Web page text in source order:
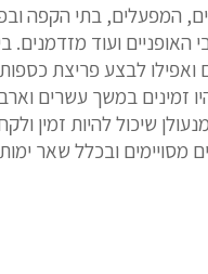
המפעלים, בתי הקפה
ועוד מזדמנים.
לבצע פריצת
מנעולנים אשר יהיו זמינים
שיכול להיות זמין
ובכלל שאר ימות